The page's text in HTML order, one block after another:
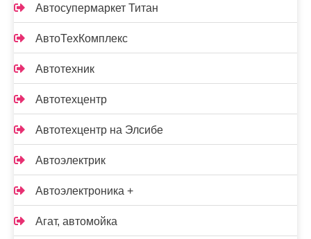
Автосупермаркет Титан
АвтоТехКомплекс
Автотехник
Автотехцентр
Автотехцентр на Элсибе
Автоэлектрик
Автоэлектроника +
Агат, автомойка